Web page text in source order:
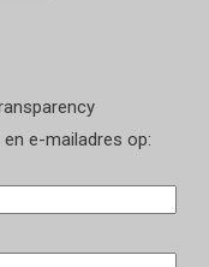
e-mailadres op: